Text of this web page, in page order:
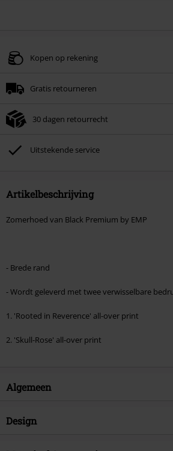
Kopen op rekening
Gratis retourneren
30 dagen retourrecht
Uitstekende service
Artikelbeschrijving
Zomerhoed van Black Premium by EMP
- Brede rand
- Wordt geleverd met twee verwisselbare
1. 'Rooted in Reverence' all-over print
2. 'Skull-Rose' all-over print
Algemeen
Artikelnr.
Design